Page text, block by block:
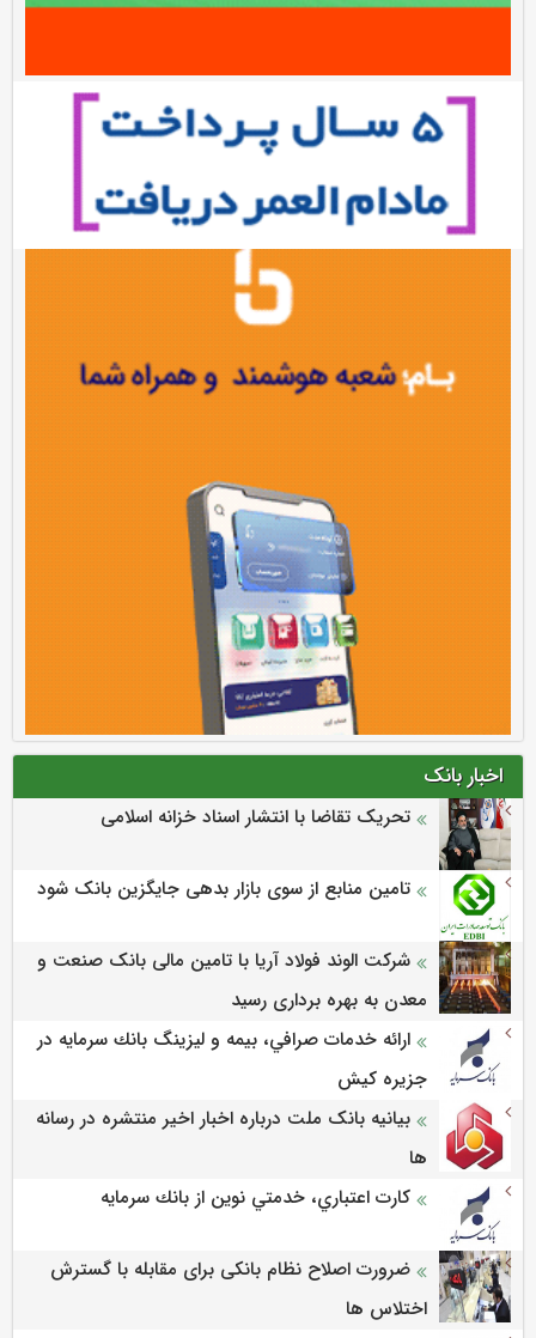
اخبار بانک
تحریک تقاضا با انتشار اسناد خزانه اسلامی
تامین منابع از سوی بازار بدهی جایگزین بانک شود
شرکت الوند فولاد آریا با تامین مالی بانک صنعت و
معدن به بهره برداری رسید
ارائه خدمات صرافي، بيمه و ليزينگ بانك سرمايه در
جزيره كيش
بیانیه بانک ملت درباره اخبار اخیر منتشره در رسانه
ها
كارت اعتباري، خدمتي نوين از بانك سرمايه
ضرورت اصلاح نظام بانکی برای مقابله با گسترش
اختلاس ها